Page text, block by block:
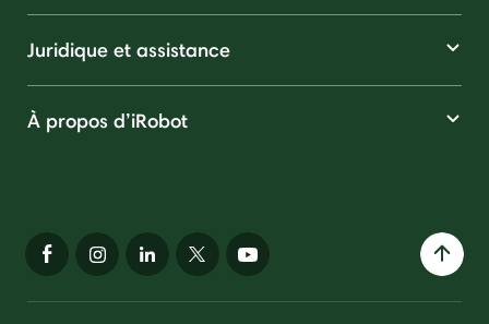
Juridique et assistance
À propos d’iRobot